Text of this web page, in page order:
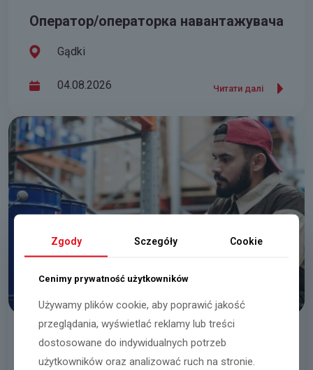
Оператор/операторка навантажувача
Gądki
04.08.2026 Читати далі
Працівник/працівниця складу
Zgody Sczegóły Cookie
Cenimy prywatność użytkowników
Używamy plików cookie, aby poprawić jakość
przeglądania, wyświetlać reklamy lub treści
dostosowane do indywidualnych potrzeb
użytkowników oraz analizować ruch na stronie.